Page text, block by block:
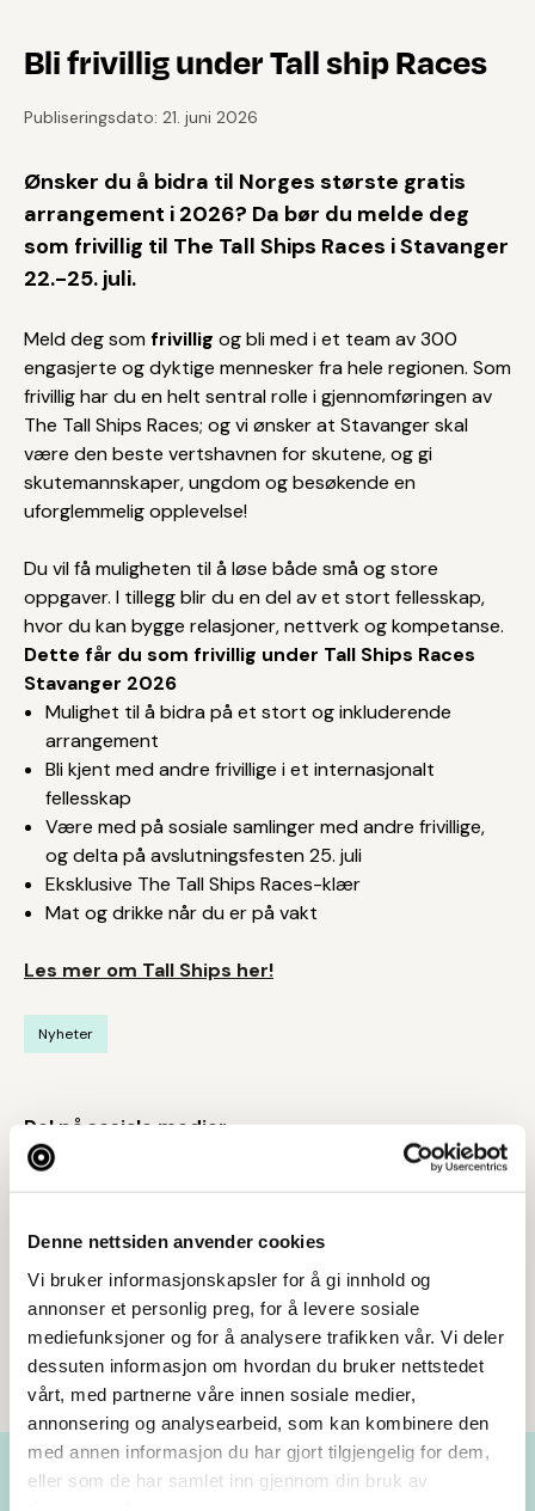
Denne nettsiden anvender cookies
Vi bruker informasjonskapsler for å gi innhold og
annonser et personlig preg, for å levere sosiale
mediefunksjoner og for å analysere trafikken vår. Vi deler
dessuten informasjon om hvordan du bruker nettstedet
vårt, med partnerne våre innen sosiale medier,
annonsering og analysearbeid, som kan kombinere den
med annen informasjon du har gjort tilgjengelig for dem,
eller som de har samlet inn gjennom din bruk av
Bli frivillig under Tall ship Races
Publiseringsdato: 21. juni 2026
Ønsker du å bidra til Norges største gratis
arrangement i 2026? Da bør du melde deg
som frivillig til The Tall Ships Races i Stavanger
22.-25. juli.
Meld deg somfrivillig og bli med i et team av 300
engasjerte og dyktige mennesker fra hele regionen. Som
frivillig har du en helt sentral rolle i gjennomføringen av
The Tall Ships Races; og vi ønsker at Stavanger skal
være den beste vertshavnen for skutene, og gi
skutemannskaper, ungdom og besøkende en
uforglemmelig opplevelse!
Du vil få muligheten til å løse både små og store
oppgaver. I tillegg blir du en del av et stort fellesskap,
hvor du kan bygge relasjoner, nettverk og kompetanse.
Dette får du som frivillig under Tall Ships Races
Stavanger 2026
Mulighet til å bidra på et stort og inkluderende
arrangement
Bli kjent med andre frivillige i et internasjonalt
fellesskap
Være med på sosiale samlinger med andre frivillige,
og delta på avslutningsfesten 25. juli
Eksklusive The Tall Ships Races-klær
Mat og drikke når du er på vakt
Les mer om Tall Ships her!
Nyheter
Del på sosiale medier